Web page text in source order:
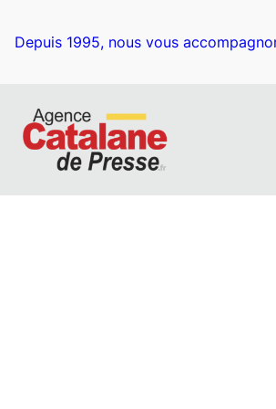
Depuis 1995, nous vous